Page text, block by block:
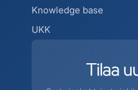
Knowledge base
UKK
Tilaa